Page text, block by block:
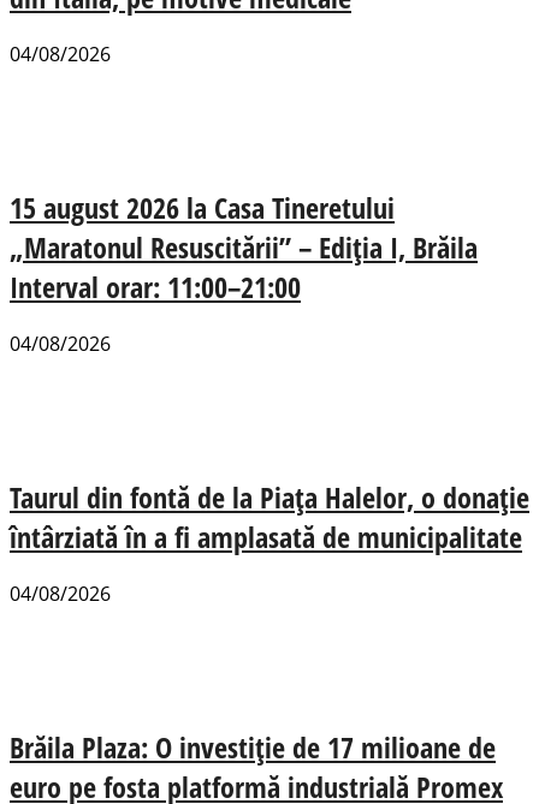
04/08/2026
15 august 2026 la Casa Tineretului
„Maratonul Resuscitării” – Ediția I, Brăila
Interval orar: 11:00–21:00
04/08/2026
Taurul din fontă de la Piața Halelor, o donație
întârziată în a fi amplasată de municipalitate
04/08/2026
Brăila Plaza: O investiție de 17 milioane de
euro pe fosta platformă industrială Promex